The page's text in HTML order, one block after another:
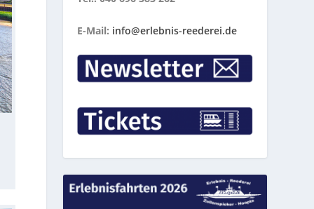
E-Mail: info@erlebnis-reederei.de